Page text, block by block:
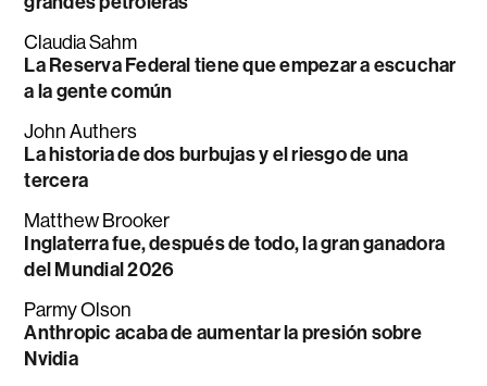
Claudia Sahm
La Reserva Federal tiene que empezar a escuchar
a la gente común
John Authers
La historia de dos burbujas y el riesgo de una
tercera
Matthew Brooker
Inglaterra fue, después de todo, la gran ganadora
del Mundial 2026
Parmy Olson
Anthropic acaba de aumentar la presión sobre
Nvidia